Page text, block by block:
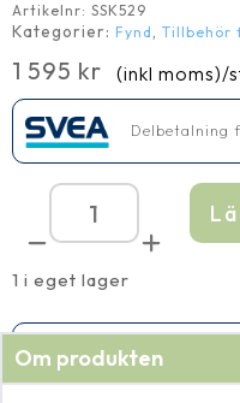
Artikelnr: SSK529
Kategorier: Fynd , Tillbehör
Det
ursprungliga
priset
var:
1 895 kr.
1 595 kr
Det
nuvarande
priset
är:
1 595 kr.
(inkl moms)/
Delbetalning
1 i eget lager
Bypass
till
40/50/60
mängd
Om produkten